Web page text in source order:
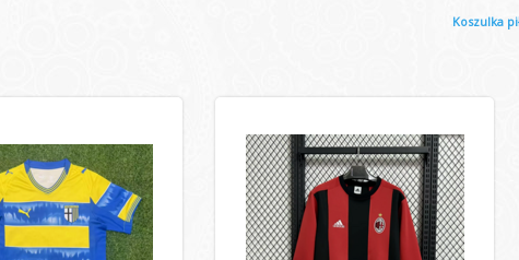
Koszulka